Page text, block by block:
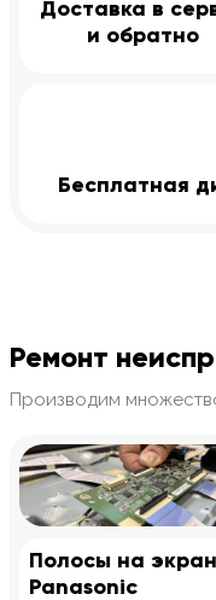
Доставка в
и обратно
Бесплатная
Ремонт
Производим
Полосы на
Panasonic